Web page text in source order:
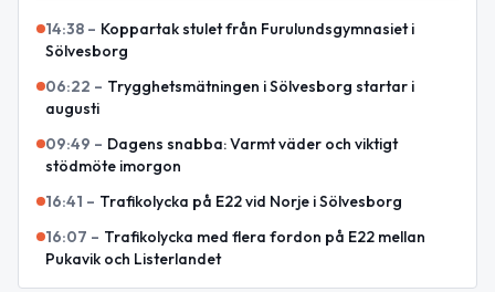
14:38 – Koppartak stulet från Furulundsgymnasiet i
Sölvesborg
06:22 – Trygghetsmätningen i Sölvesborg startar i
augusti
09:49 – Dagens snabba: Varmt väder och viktigt
stödmöte imorgon
16:41 – Trafikolycka på E22 vid Norje i Sölvesborg
16:07 – Trafikolycka med flera fordon på E22 mellan
Pukavik och Listerlandet